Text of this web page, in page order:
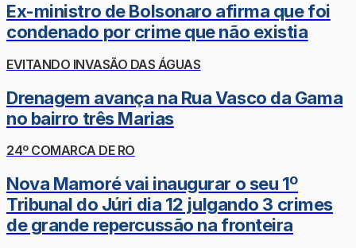
Ex-ministro de Bolsonaro afirma que foi
condenado por crime que não existia
EVITANDO INVASÃO DAS ÁGUAS
Drenagem avança na Rua Vasco da Gama
no bairro três Marias
24º COMARCA DE RO
Nova Mamoré vai inaugurar o seu 1º
Tribunal do Júri dia 12 julgando 3 crimes
de grande repercussão na fronteira